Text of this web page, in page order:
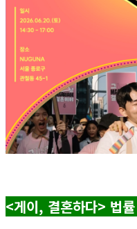
<게이, 결혼하다> 법